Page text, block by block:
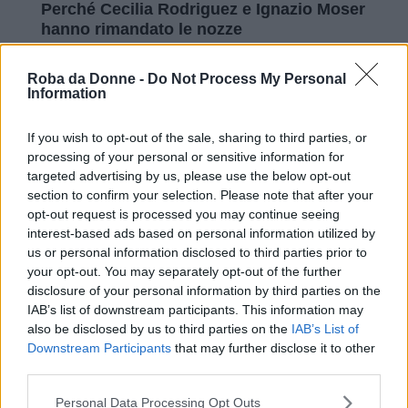
Roba da Donne - Do Not Process My Personal
Information
If you wish to opt-out of the sale, sharing to third parties, or
processing of your personal or sensitive information for
targeted advertising by us, please use the below opt-out
section to confirm your selection. Please note that after your
opt-out request is processed you may continue seeing
interest-based ads based on personal information utilized by
us or personal information disclosed to third parties prior to
your opt-out. You may separately opt-out of the further
disclosure of your personal information by third parties on the
IAB’s list of downstream participants. This information may
also be disclosed by us to third parties on the IAB’s List of
Downstream Participants that may further disclose it to other
Please note that this website/app uses one or more Google
Personal Data Processing Opt Outs
Perché Cecilia Rodriguez e Ignazio Moser
hanno rimandato le nozze
Cecilia Rodriguez e Ignazio Moser hanno
deciso di sposarsi tra le colline della
toscanacon 200 invitati accuratamente scelti. Il
testimonedi Cecilia Rodriguez sarà suo fratello
Jeremias Rodriguez , mentre la sorellaBelen
Rodriguezsarà la sua damigella d’onore
Continua a leggere dopo la pubblicità
Il 20 maggio l’influencer ha condiviso sui
Santiago e Luna Marì, i figli di Belen